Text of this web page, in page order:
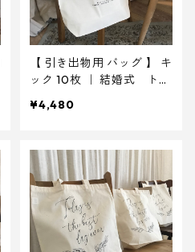
【 引き出物用 バッグ 】 キ
ック 10枚 ｜ 結婚式 トー
¥4,480